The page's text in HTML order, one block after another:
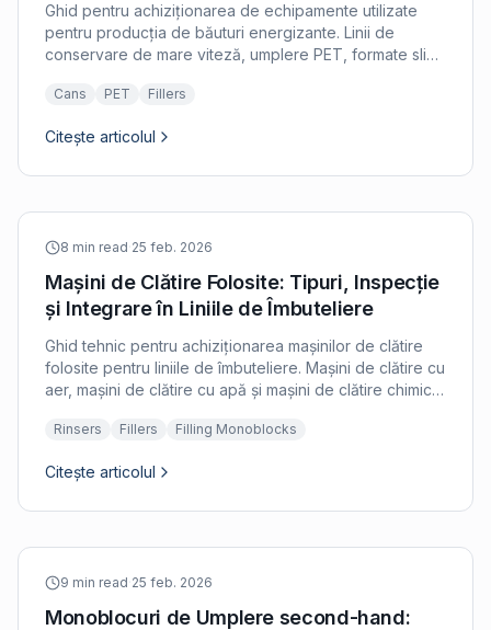
Ghid pentru achiziționarea de echipamente utilizate
pentru producția de băuturi energizante. Linii de
conservare de mare viteză, umplere PET, formate slim
funcționale.
Cans PET Fillers
Citește articolul
8 min read·25 feb. 2026
Mașini de Clătire Folosite: Tipuri, Inspecție
și Integrare în Liniile de Îmbuteliere
Ghid tehnic pentru achiziționarea mașinilor de clătire
folosite pentru liniile de îmbuteliere. Mașini de clătire cu
aer, mașini de clătire cu apă și mașini de clătire chimică
Rinsers Fillers Filling Monoblocks
Citește articolul
9 min read·25 feb. 2026
Monoblocuri de Umplere second-hand: